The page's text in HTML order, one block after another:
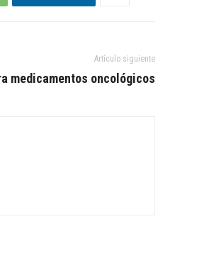
Artículo siguiente
medicamentos oncológicos